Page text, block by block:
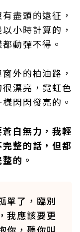
盡頭的遠征，
小時計算的，
動彈不得。
外的柏油路，
漂亮，霓虹色
閃閃發亮的。
白無力，我輕
整的話，但都
的。
單了，臨別
我應該要更